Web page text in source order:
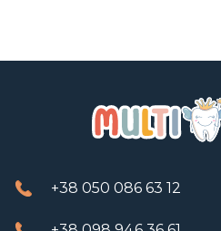
+38 050 086 63 12